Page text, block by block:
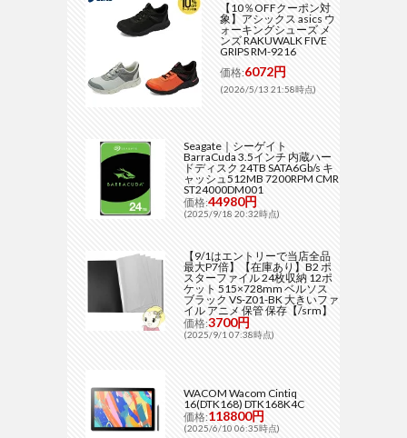
【10％OFFクーポン対
象】アシックス asics ウ
ォーキングシューズ メ
ンズ RAKUWALK FIVE
GRIPS RM-9216
価格:6072円
(2026/5/13 21:58時点)
Seagate｜シーゲイト
BarraCuda 3.5インチ 内蔵ハー
ドディスク 24TB SATA6Gb/s キ
ャッシュ512MB 7200RPM CMR
ST24000DM001
価格:44980円
(2025/9/18 20:32時点)
【9/1はエントリーで当店全品
最大P7倍】【在庫あり】B2 ポ
スターファイル 24枚収納 12ポ
ケット 515×728mm ベルソス
ブラック VS-Z01-BK 大きいファ
イル アニメ 保管 保存【/srm】
価格:3700円
(2025/9/1 07:38時点)
WACOM Wacom Cintiq
16(DTK168) DTK168K4C
価格:118800円
(2025/6/10 06:35時点)